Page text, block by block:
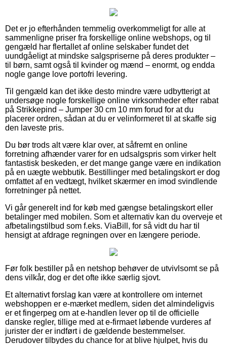
Det er jo efterhånden temmelig overkommeligt for alle at
sammenligne priser fra forskellige online webshops, og til
gengæld har flertallet af online selskaber fundet det
uundgåeligt at mindske salgspriserne på deres produkter –
til børn, samt også til kvinder og mænd – enormt, og endda
nogle gange love portofri levering.
Til gengæld kan det ikke desto mindre være udbytterigt at
undersøge nogle forskellige online virksomheder efter rabat
på Strikkepind – Jumper 30 cm 10 mm forud for at du
placerer ordren, sådan at du er velinformeret til at skaffe sig
den laveste pris.
Du bør trods alt være klar over, at såfremt en online
forretning afhænder varer for en udsalgspris som virker helt
fantastisk beskeden, er det mange gange være en indikation
på en uægte webbutik. Bestillinger med betalingskort er dog
omfattet af en vedtægt, hvilket skærmer en imod svindlende
forretninger på nettet.
Vi går generelt ind for køb med gængse betalingskort eller
betalinger med mobilen. Som et alternativ kan du overveje et
afbetalingstilbud som f.eks. ViaBill, for så vidt du har til
hensigt at afdrage regningen over en længere periode.
Før folk bestiller på en netshop behøver de utvivlsomt se på
dens vilkår, dog er det ofte ikke særlig sjovt.
Et alternativt forslag kan være at kontrollere om internet
webshoppen er e-mærket medlem, siden det almindeligvis
er et fingerpeg om at e-handlen lever op til de officielle
danske regler, tillige med at e-firmaet løbende vurderes af
jurister der er indført i de gældende bestemmelser.
Derudover tilbydes du chance for at blive hjulpet, hvis du